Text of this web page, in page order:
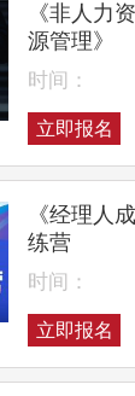
《非人力
源管理》
时间：
立即报名
《经理人
练营
时间：
立即报名